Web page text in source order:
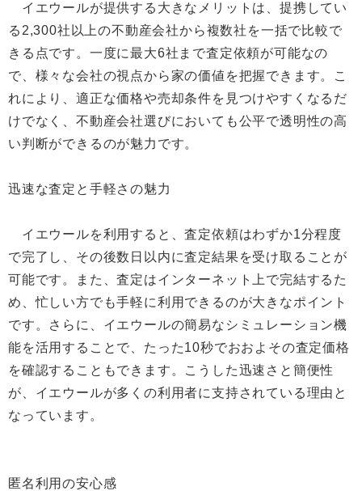
イエウールが提供する大きなメリットは、提携してい
る2,300社以上の不動産会社から複数社を一括で比較で
きる点です。一度に最大6社まで査定依頼が可能なの
で、様々な会社の視点から家の価値を把握できます。こ
れにより、適正な価格や売却条件を見つけやすくなるだ
けでなく、不動産会社選びにおいても公平で透明性の高
い判断ができるのが魅力です。
迅速な査定と手軽さの魅力
イエウールを利用すると、査定依頼はわずか1分程度
で完了し、その後数日以内に査定結果を受け取ることが
可能です。また、査定はインターネット上で完結するた
め、忙しい方でも手軽に利用できるのが大きなポイント
です。さらに、イエウールの簡易なシミュレーション機
能を活用することで、たった10秒でおおよその査定価格
を確認することもできます。こうした迅速さと簡便性
が、イエウールが多くの利用者に支持されている理由と
なっています。
匿名利用の安心感